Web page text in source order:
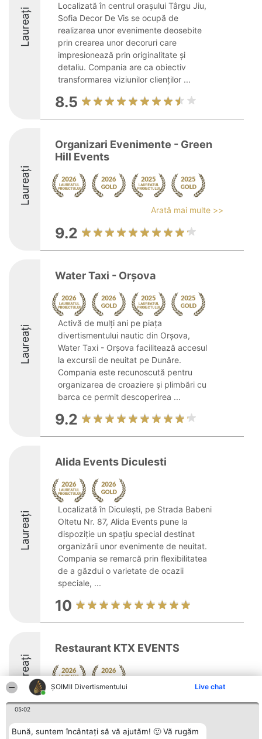
ŞOIMII Divertismentului Live chat
05:02
Bună, suntem încântați să vă ajutăm! 🙂 Vă rugăm
Laureați
Localizată în centrul orașului Târgu Jiu,
Sofia Decor De Vis se ocupă de
realizarea unor evenimente deosebite
prin crearea unor decoruri care
impresionează prin originalitate și
detaliu. Compania are ca obiectiv
transformarea viziunilor clienților ...
8.5
Laureați
Organizari Evenimente - Green
Hill Events
Arată mai multe >>
9.2
Laureați
Water Taxi - Orșova
Activă de mulți ani pe piața
divertismentului nautic din Orșova,
Water Taxi - Orșova facilitează accesul
la excursii de neuitat pe Dunăre.
Compania este recunoscută pentru
organizarea de croaziere și plimbări cu
barca ce permit descoperirea ...
9.2
Laureați
Alida Events Diculesti
Localizată în Diculești, pe Strada Babeni
Oltetu Nr. 87, Alida Events pune la
dispoziție un spațiu special destinat
organizării unor evenimente de neuitat.
Compania se remarcă prin flexibilitatea
de a găzdui o varietate de ocazii
speciale, ...
10
Laureați
Restaurant KTX EVENTS
9.2